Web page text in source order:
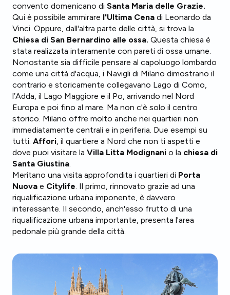
convento domenicano di Santa Maria delle Grazie.
Qui è possibile ammirare l'Ultima Cena di Leonardo da
Vinci. Oppure, dall'altra parte delle città, si trova la
Chiesa di San Bernardino alle ossa. Questa chiesa è
stata realizzata interamente con pareti di ossa umane.
Nonostante sia difficile pensare al capoluogo lombardo
come una città d'acqua, i Navigli di Milano dimostrano il
contrario e storicamente collegavano Lago di Como,
l’Adda, il Lago Maggiore e il Po, arrivando nel Nord
Europa e poi fino al mare. Ma non c'è solo il centro
storico. Milano offre molto anche nei quartieri non
immediatamente centrali e in periferia. Due esempi su
tutti. Affori, il quartiere a Nord che non ti aspetti e
dove puoi visitare la Villa Litta Modignani o la chiesa di
Santa Giustina.
Meritano una visita approfondita i quartieri di Porta
Nuova e Citylife. Il primo, rinnovato grazie ad una
riqualificazione urbana imponente, è davvero
interessante. Il secondo, anch'esso frutto di una
riqualificazione urbana importante, presenta l'area
pedonale più grande della città.